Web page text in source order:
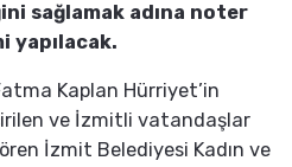
sağlamak adına noter
yapılacak.
Kaplan Hürriyet’in
ve İzmitli vatandaşlar
İzmit Belediyesi Kadın ve